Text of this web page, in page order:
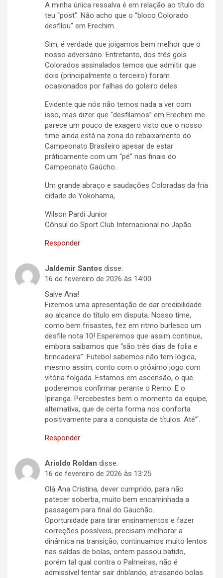
A minha única ressalva é em relação ao título do
teu “post”. Não acho que o “bloco Colorado
desfilou” em Erechim..
Sim, é verdade que joigamos bem melhor que o
nosso adversário. Entretanto, dos três gols
Colorados assinalados temos que admitir que
dois (principalmente o terceiro) foram
ocasionados por falhas do goleiro deles.
Evidente que nós não temos nada a ver com
isso, mas dizer que “desfilamos” em Erechim me
parece um pouco de exagero visto que o nosso
time ainda está na zona do rebaixamento do
Campeonato Brasileiro apesar de estar
práticamente com um “pé” nas finais do
Campeonato Gaúcho.
Um grande abraço e saudações Coloradas da fria
cidade de Yokohama,
Wilson Pardi Junior
Cônsul do Sport Club Internacional no Japão
Responder
Jaldemir Santos disse:
16 de fevereiro de 2026 às 14:00
Salve Ana!
Fizemos uma apresentação de dar credibilidade
ao alcance do título em disputa. Nosso time,
como bem frisastes, fez em ritmo burlesco um
desfile nota 10! Esperemos que assim continue,
embora saibamos que “são três dias de folia e
brincadeira”. Futebol sabemos não tem lógica,
mesmo assim, conto com o próximo jogo com
vitória folgada. Estamos em ascensão, o que
poderemos confirmar perante o Remo. E o
Ipiranga. Percebestes bem o momento da equipe,
alternativa, que de certa forma nos conforta
positivamente para a conquista de títulos. Até”‘.
Responder
Arioldo Roldan disse:
16 de fevereiro de 2026 às 13:25
Olá Ana Cristina, dever cumprido, para não
patecer soberba, muito bem encaminhada a
passagem para final do Gauchão.
Oportunidade para tirar ensinamentos e fazer
correções possíveis, precisam melhorar a
dinâmica na transição, continuamos muito lentos
nas saídas de bolas, ontem passou batido,
porém tal qual contra o Palmeiras, não é
admissível tentar sair driblando, atrasando bolas